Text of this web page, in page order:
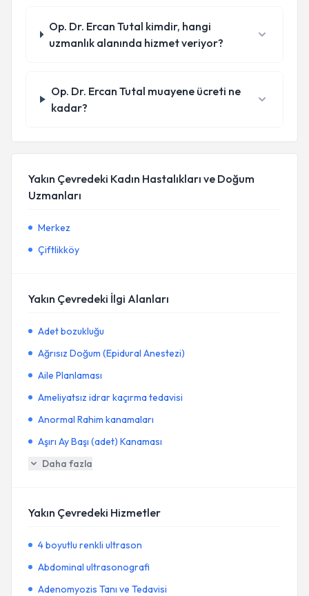
Op. Dr. Ercan Tutal kimdir, hangi
uzmanlık alanında hizmet veriyor?
Op. Dr. Ercan Tutal muayene ücreti ne
kadar?
Yakın Çevredeki Kadın Hastalıkları ve Doğum
Uzmanları
Merkez
Çiftlikköy
Yakın Çevredeki İlgi Alanları
Adet bozukluğu
Ağrısız Doğum (Epidural Anestezi)
Aile Planlaması
Ameliyatsız idrar kaçırma tedavisi
Anormal Rahim kanamaları
Aşırı Ay Başı (adet) Kanaması
Daha fazla
Yakın Çevredeki Hizmetler
4 boyutlu renkli ultrason
Abdominal ultrasonografi
Adenomyozis Tanı ve Tedavisi